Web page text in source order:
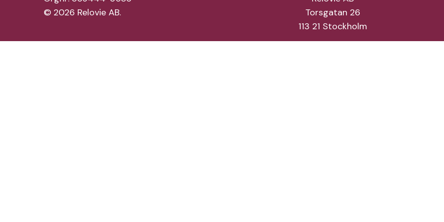
© 2026 Relovie AB.
Torsgatan 26
113 21 Stockholm